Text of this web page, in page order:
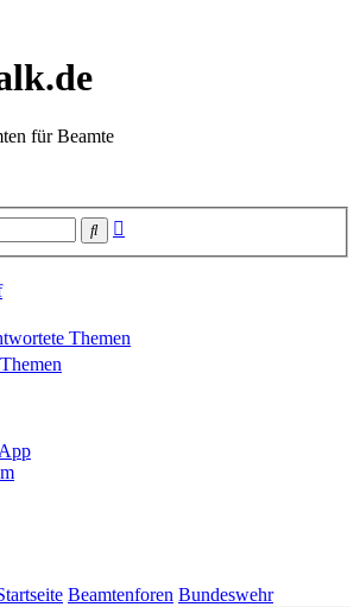
für Beamte
Suche
Themen
Beamtenforen Bundeswehr